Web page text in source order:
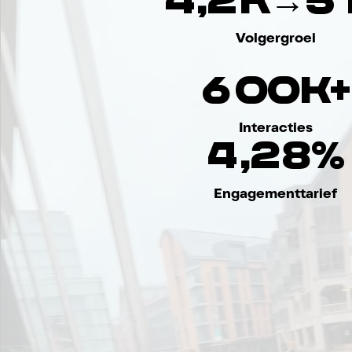
Volgergroei
600K+
Interacties
4,28%
Engagementtarief